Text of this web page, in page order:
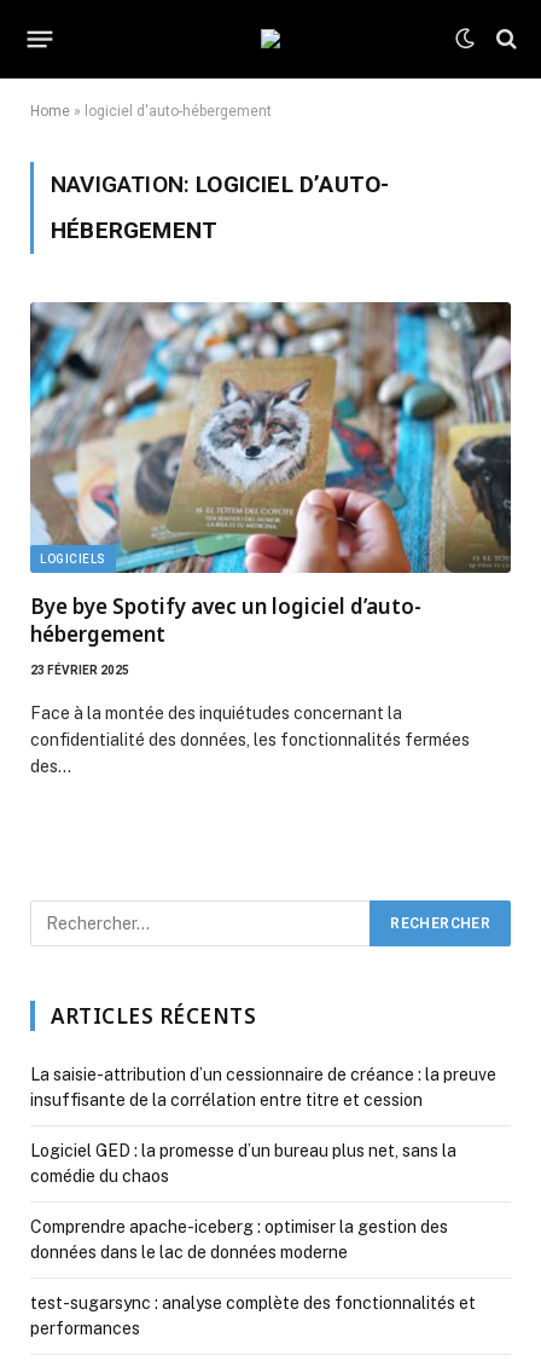
Home » logiciel d'auto-hébergement
NAVIGATION: LOGICIEL D’AUTO-
HÉBERGEMENT
LOGICIELS
Bye bye Spotify avec un logiciel d’auto-
hébergement
23 FÉVRIER 2025
Face à la montée des inquiétudes concernant la
confidentialité des données, les fonctionnalités fermées
des…
ARTICLES RÉCENTS
La saisie-attribution d’un cessionnaire de créance : la preuve
insuffisante de la corrélation entre titre et cession
Logiciel GED : la promesse d’un bureau plus net, sans la
comédie du chaos
Comprendre apache-iceberg : optimiser la gestion des
données dans le lac de données moderne
test-sugarsync : analyse complète des fonctionnalités et
performances